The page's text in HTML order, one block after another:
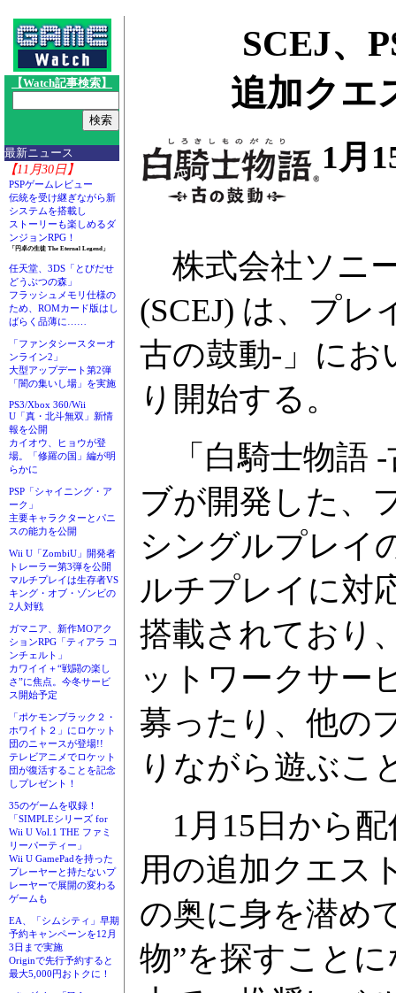
【Watch記事検索】
最新ニュース
【11月30日】
PSPゲームレビュー
伝統を受け継ぎながら新
システムを搭載し
ストーリーも楽しめるダ
ンジョンRPG！
「円卓の生徒 The Eternal Legend」
任天堂、3DS「とびだせ
どうぶつの森」
フラッシュメモリ仕様の
ため、ROMカード版はし
ばらく品薄に……
「ファンタシースターオ
ンライン2」
大型アップデート第2弾
「闇の集いし場」を実施
PS3/Xbox 360/Wii
U「真・北斗無双」新情
報を公開
カイオウ、ヒョウが登
場。「修羅の国」編が明
らかに
PSP「シャイニング・ア
ーク」
主要キャラクターとパニ
スの能力を公開
Wii U「ZombiU」開発者
トレーラー第3弾を公開
マルチプレイは生存者VS
キング・オブ・ゾンビの
2人対戦
ガマニア、新作MOアク
ションRPG「ティアラ コ
ンチェルト」
カワイイ＋“戦闘の楽し
さ”に焦点。今冬サービ
ス開始予定
「ポケモンブラック２・
ホワイト２」にロケット
団のニャースが登場!!
テレビアニメでロケット
団が復活することを記念
しプレゼント！
35のゲームを収録！
「SIMPLEシリーズ for
Wii U Vol.1 THE ファミ
リーパーティー」
Wii U GamePadを持った
プレーヤーと持たないプ
レーヤーで展開の変わる
ゲームも
EA、「シムシティ」早期
予約キャンペーンを12月
3日まで実施
Originで先行予約すると
最大5,000円おトクに！
SCEJ、
追加クエ
1月
株式会社ソニ
(SCEJ) は、プレ
古の鼓動-」にお
り開始する。
「白騎士物語 -
ブが開発した、
シングルプレイ
ルチプレイに対
搭載されており
ットワークサー
募ったり、他の
りながら遊ぶこ
1月15日から配
用の追加クエス
の奥に身を潜め
物”を探すこと